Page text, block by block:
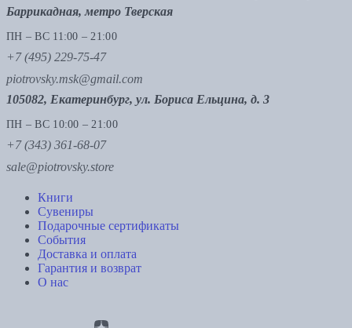
Баррикадная, метро Тверская
ПН – ВС 11:00 – 21:00
+7 (495) 229-75-47
piotrovsky.msk@gmail.com
105082, Екатеринбург, ул. Бориса Ельцина, д. 3
ПН – ВС 10:00 – 21:00
+7 (343) 361-68-07
sale@piotrovsky.store
Книги
Сувениры
Подарочные сертификаты
События
Доставка и оплата
Гарантия и возврат
О нас